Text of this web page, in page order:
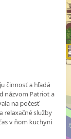
činnosť a hľadá
názvom Patriot a
na počesť
relaxačné služby
v ňom kuchyni